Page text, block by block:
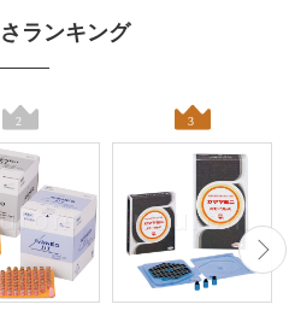
ランキング